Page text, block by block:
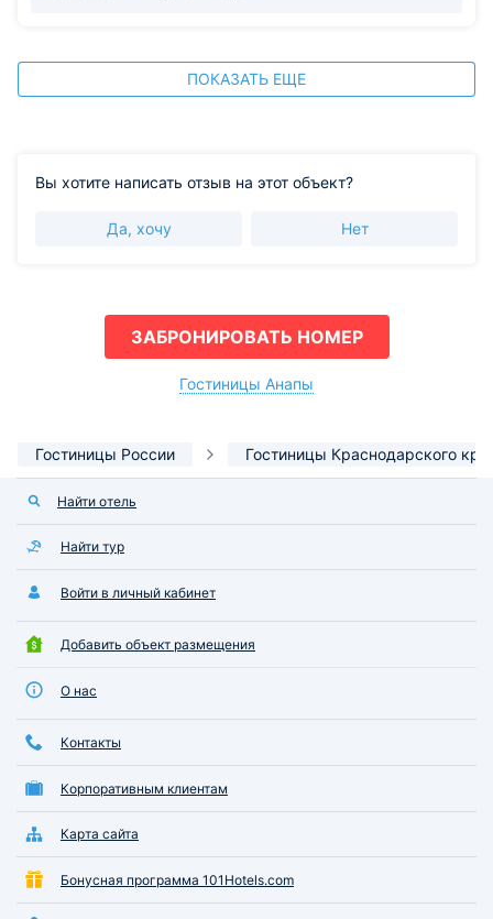
ПОКАЗАТЬ ЕЩЕ
Вы хотите написать отзыв на этот объект?
Да, хочу Нет
ЗАБРОНИРОВАТЬ НОМЕР
Гостиницы Анапы
Гостиницы России Гостиницы Краснодарского
Найти отель
Найти тур
Войти в личный кабинет
Добавить объект размещения
О нас
Контакты
Корпоративным клиентам
Карта сайта
Бонусная программа 101Hotels.com